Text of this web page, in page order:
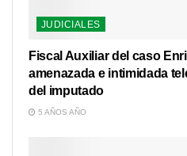
JUDICIALES
Fiscal Auxiliar del caso
amenazada e intimidada
del imputado
5 AÑOS AÑO